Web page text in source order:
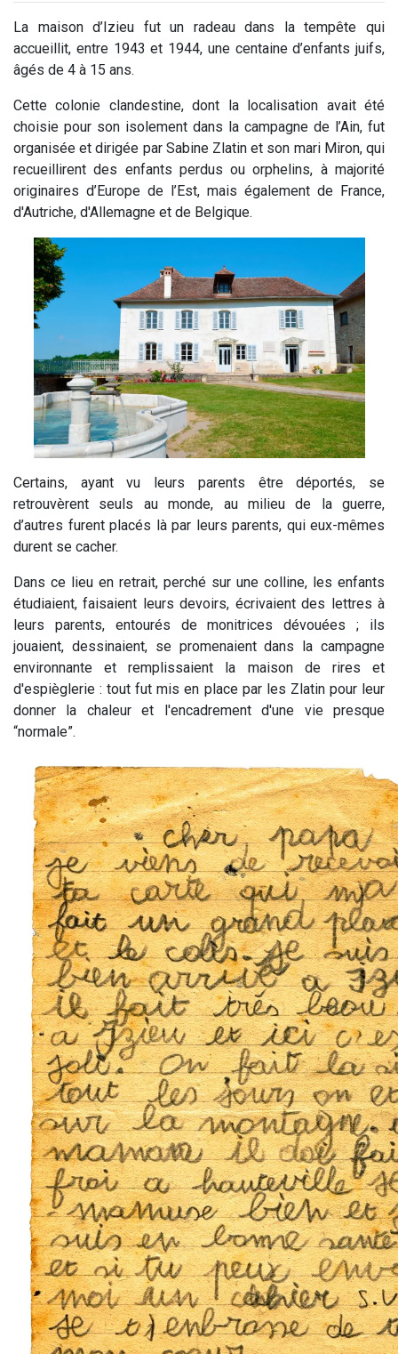
La maison d’Izieu fut un radeau dans la tempête qui
accueillit, entre 1943 et 1944, une centaine d’enfants juifs,
âgés de 4 à 15 ans.
Cette colonie clandestine, dont la localisation avait été
choisie pour son isolement dans la campagne de l’Ain, fut
organisée et dirigée par Sabine Zlatin et son mari Miron, qui
recueillirent des enfants perdus ou orphelins, à majorité
originaires d’Europe de l’Est, mais également de France,
d'Autriche, d'Allemagne et de Belgique.
Certains, ayant vu leurs parents être déportés, se
retrouvèrent seuls au monde, au milieu de la guerre,
d’autres furent placés là par leurs parents, qui eux-mêmes
durent se cacher.
Dans ce lieu en retrait, perché sur une colline, les enfants
étudiaient, faisaient leurs devoirs, écrivaient des lettres à
leurs parents, entourés de monitrices dévouées ; ils
jouaient, dessinaient, se promenaient dans la campagne
environnante et remplissaient la maison de rires et
d'espièglerie : tout fut mis en place par les Zlatin pour leur
donner la chaleur et l'encadrement d'une vie presque
“normale”.